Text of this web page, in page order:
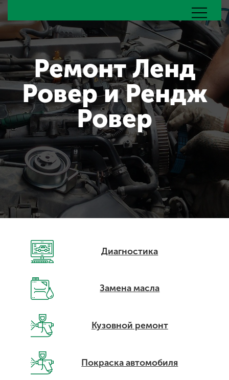
Ремонт Ленд
Ровер и Рендж
Ровер
Диагностика
Замена масла
Кузовной ремонт
Покраска автомобиля